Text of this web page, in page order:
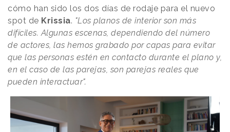
cómo han sido los dos días de rodaje para el nuevo
spot de Krissia. "Los planos de interior son más
difíciles. Algunas escenas, dependiendo del número
de actores, las hemos grabado por capas para evitar
que las personas estén en contacto durante el plano y,
en el caso de las parejas, son parejas reales que
pueden interactuar".